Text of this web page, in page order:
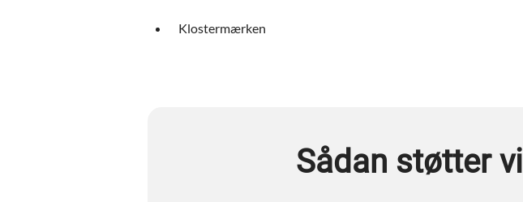
Klostermærken
Sådan støtter vi